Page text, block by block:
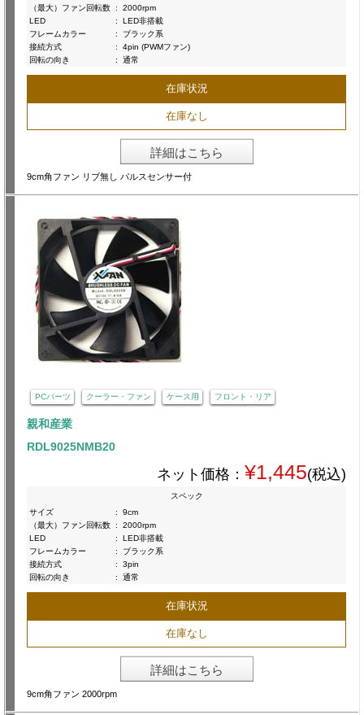
（最大）ファン回転数 :
2000rpm
LED
:
LED非搭載
フレームカラー
:
ブラック系
接続方式
:
4pin (PWMファン)
回転の向き
: 通常
在庫状況
在庫なし
詳細はこちら
9cm角ファン リブ無し パルスセンサー付
PCパーツ クーラー・ファン ケース用 フロント・リア
親和産業
RDL9025NMB20
ネット価格： ¥1,445(税込)
スペック
サイズ
:
9cm
（最大）ファン回転数 :
2000rpm
LED
:
LED非搭載
フレームカラー
:
ブラック系
接続方式
:
3pin
回転の向き
: 通常
在庫状況
在庫なし
詳細はこちら
9cm角ファン 2000rpm